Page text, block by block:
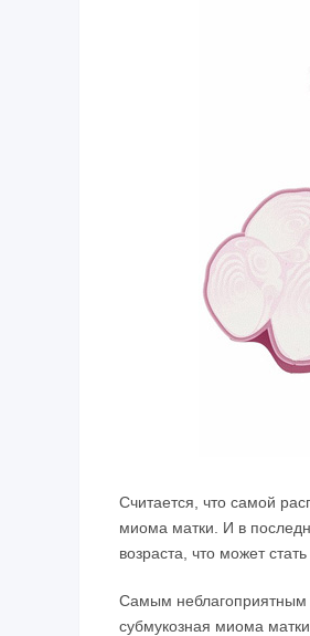
Считается, что самой
миома матки. И в
возраста, что может
Самым неблагоприятным
субмукозная миома